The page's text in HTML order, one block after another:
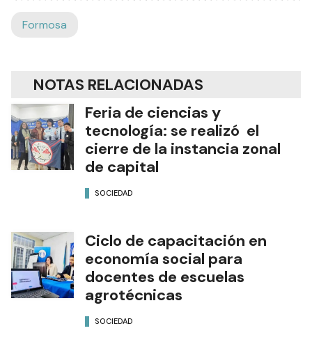
Formosa
NOTAS RELACIONADAS
Feria de ciencias y
tecnología: se realizó el
cierre de la instancia zonal
de capital
SOCIEDAD
Ciclo de capacitación en
economía social para
docentes de escuelas
agrotécnicas
SOCIEDAD